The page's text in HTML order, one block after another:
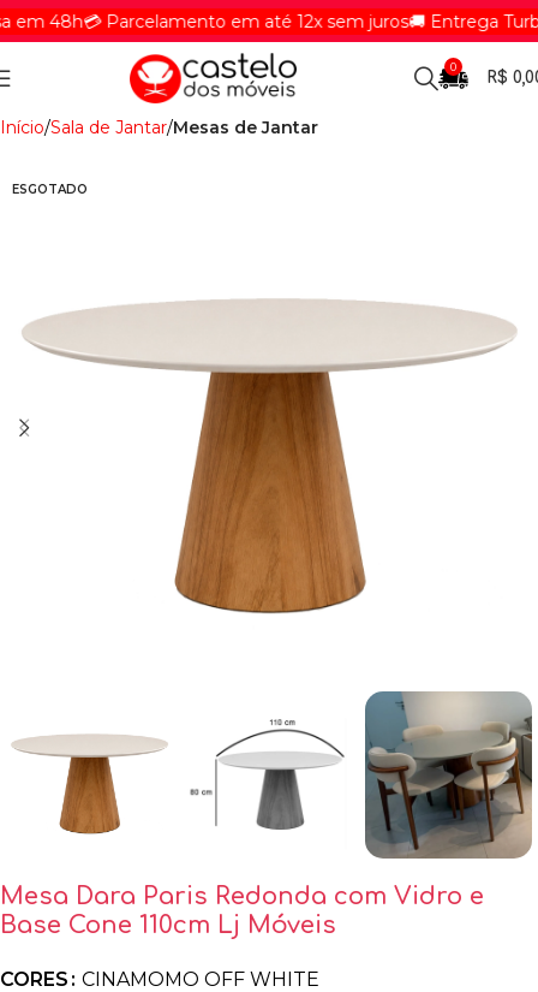
48h💳 Parcelamento em até 12x sem juros🚚 Entrega
0
R$
Início Sala de Jantar Mesas de Jantar
ESGOTADO
Mesa Dara Paris Redonda com Vidro e
Base Cone 110cm Lj Móveis
CORES CINAMOMO OFF WHITE